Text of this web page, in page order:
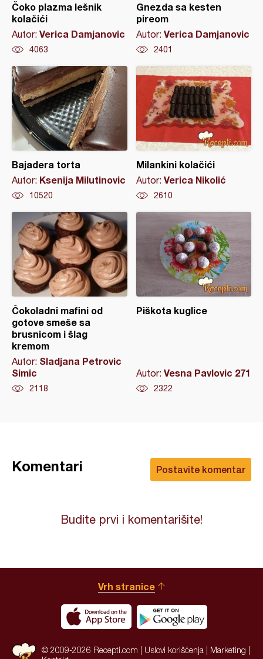
Čoko plazma lešnik
kolačići
Autor: Verica Damjanovic
4063
Gnezda sa kesten
pireom
Autor: Verica Damjanovic
2401
Bajadera torta
Autor: Ksenija Milutinovic
10520
Milankini kolačići
Autor: Verica Nikolić
2610
Čokoladni mafini od
gotove smeše sa
brusnicom i šlag
kremom
Autor: Sladjana Petrovic
Simic
2118
Piškota kuglice
Autor: Vesna Pavlovic 271
2322
Postavite komentar
Komentari
Budite prvi i komentarišite!
Vrh stranice
© 2009-2026 Recepti.com | Uslovi korišćenja Marketing